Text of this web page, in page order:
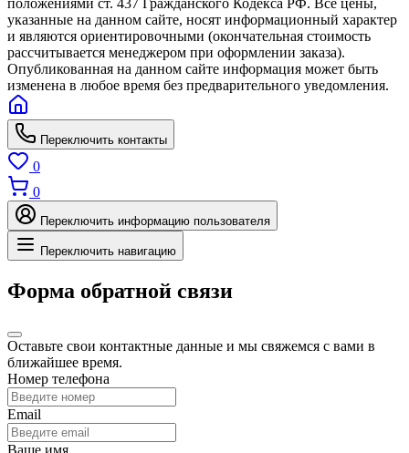
положениями ст. 437 Гражданского Кодекса РФ. Все цены,
указанные на данном сайте, носят информационный характер
и являются ориентировочными (окончательная стоимость
рассчитывается менеджером при оформлении заказа).
Опубликованная на данном сайте информация может быть
изменена в любое время без предварительного уведомления.
Переключить контакты
0
0
Переключить информацию пользователя
Переключить навигацию
Форма обратной связи
Оставьте свои контактные данные и мы свяжемся с вами в
ближайшее время.
Номер телефона
Email
Ваше имя